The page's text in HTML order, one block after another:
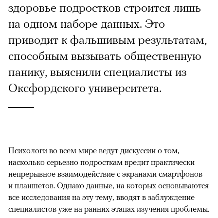
здоровье подростков строится лишь
на одном наборе данных. Это
приводит к фальшивым результатам,
способным вызывать общественную
панику, выяснили специалисты из
Оксфордского университета.
Психологи во всем мире ведут дискуссии о том,
насколько серьезно подросткам вредит практически
непрерывное взаимодействие с экранами смартфонов
и планшетов. Однако данные, на которых основываются
все исследования на эту тему, вводят в заблуждение
специалистов уже на ранних этапах изучения проблемы.